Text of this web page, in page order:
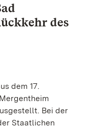
des
dem 17.
Bei der
Staatlichen